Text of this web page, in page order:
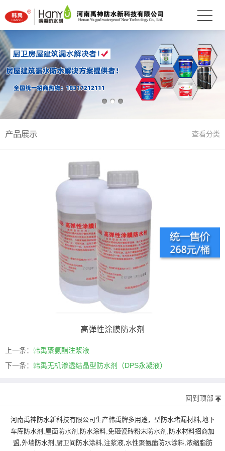
产品展示 查看分类
高弹性涂膜防水剂
上一条： 韩禹聚氨酯注浆液
下一条： 韩禹无机渗透结晶型防水剂（DPS永凝液）
回到顶部
河南禹神防水新科技有限公司生产韩禹牌多用途，型防水堵漏材料,地下
车库防水剂,屋面防水剂,防水涂料,免砸瓷砖粉末防水剂,防水材料招商加
盟,外墙防水剂,厨卫间防水涂料,注浆液,水性聚氨酯防水涂料,浓缩脂肪